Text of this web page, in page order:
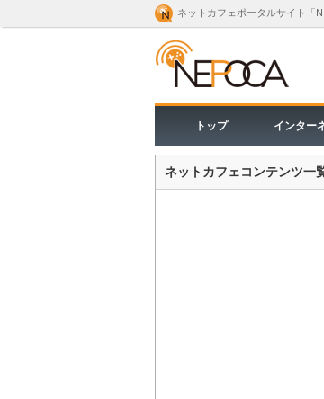
ネットカフェポータルサイト「
トップ インター
ネットカフェコンテンツ一